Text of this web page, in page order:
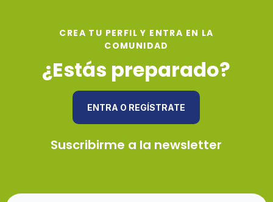
CREA TU PERFIL Y ENTRA EN LA
COMUNIDAD
¿Estás preparado?
ENTRA O REGÍSTRATE
Suscribirme a la newsletter